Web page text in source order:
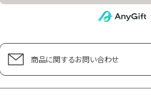
商品に関するお問い合わせ